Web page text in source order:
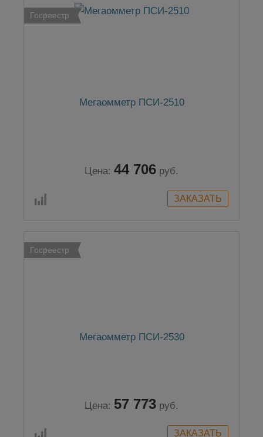
Госреестр
Мегаомметр ПСИ-2510
Цена: 44 706 руб.
Госреестр
Мегаомметр ПСИ-2530
Цена: 57 773 руб.